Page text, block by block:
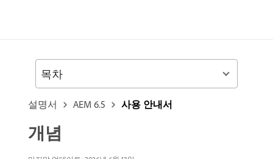
설명서 AEM 6.5 사용 안내서
개념
목차